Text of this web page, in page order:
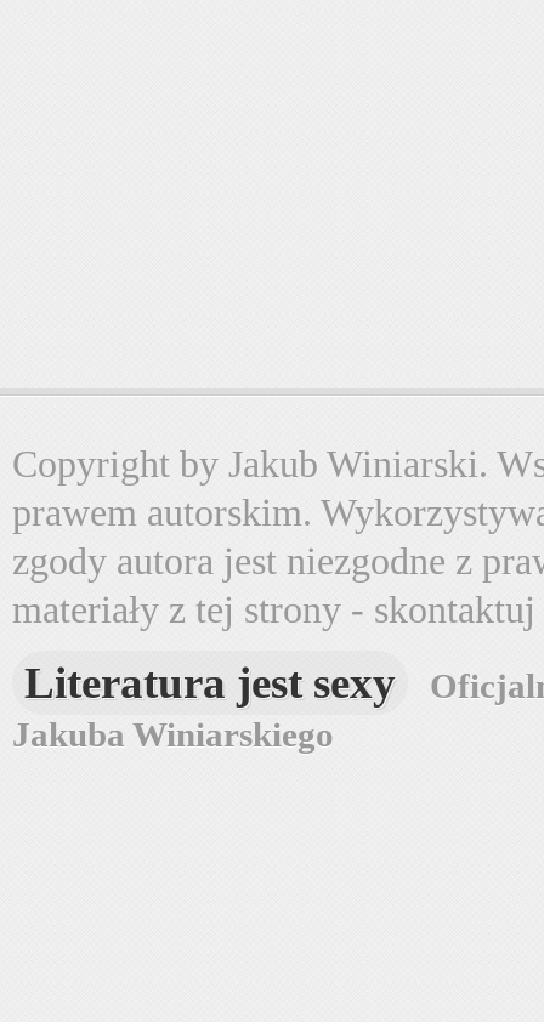
Copyright by Jakub Winiarski.
prawem autorskim.
zgody autora jest niezgodne z
materiały z tej strony -
Literatura jest sexy
Jakuba Winiarskiego